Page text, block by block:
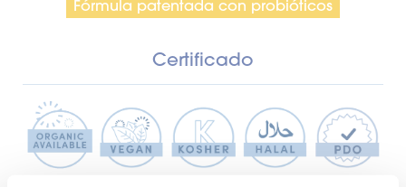
Fórmula patentada con probióticos
Certificado